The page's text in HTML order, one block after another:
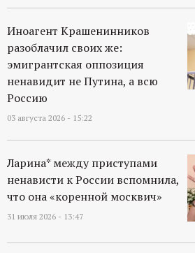
Иноагент Крашенинников
разоблачил своих же:
эмигрантская оппозиция
ненавидит не Путина, а всю
Россию
03 августа 2026 - 15:22
Ларина* между приступами
ненависти к России вспомнила,
что она «коренной москвич»
31 июля 2026 - 13:47